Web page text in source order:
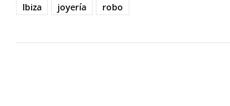
Ibiza joyería robo